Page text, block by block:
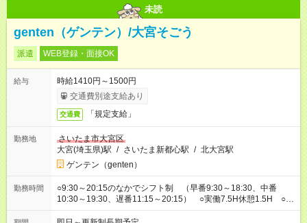
未読
genten（ゲンテン）/大宮そごう
派遣 WEB登録・面接OK
給与
時給1410円～1500円
交通費別途支給あり
交通費 「規定支給」
勤務地
さいたま市大宮区
大宮(埼玉県)駅 / さいたま新都心駅 / 北大宮駅
ゲンテン（genten）
勤務時間
○9:30～20:15のなかでシフト制 （早番9:30～18:30、中番
10:30～19:30、遅番11:15～20:15） ○実働7.5H休憩1.5H ○営
業時間10：00～20：00